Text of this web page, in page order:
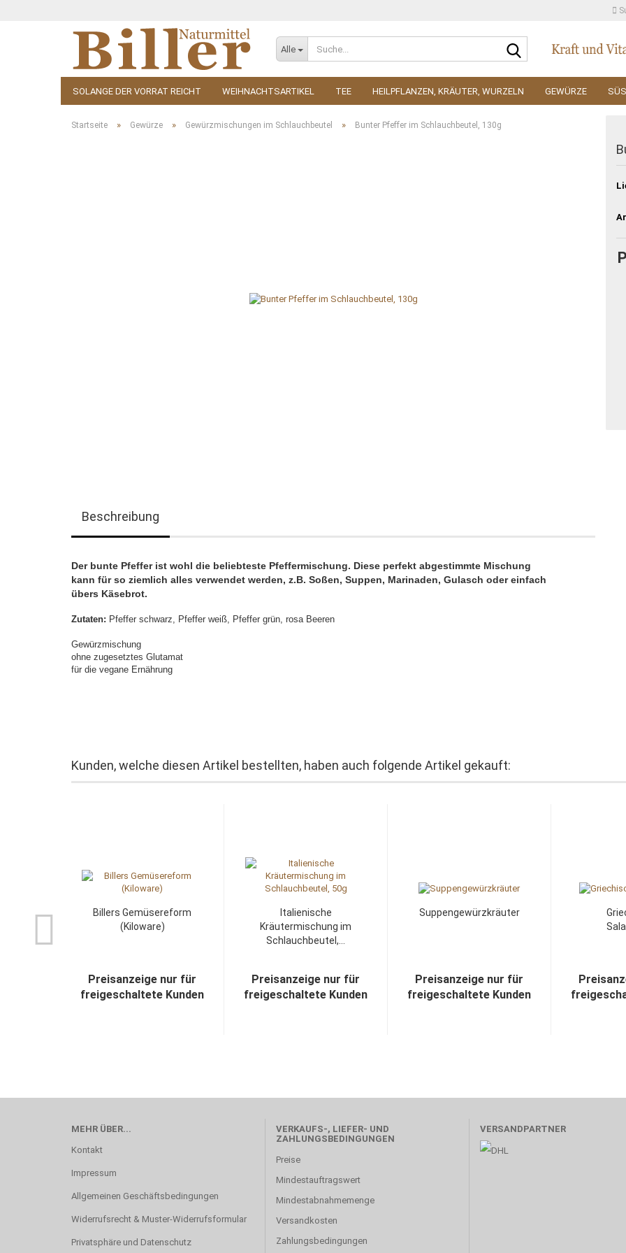
Alle
Suche...
SOLANGE DER VORRAT REICHT WEIHNACHTSARTIKEL TEE HEILPFLANZEN, KRÄUTER, WURZELN GEWÜRZE
KOSMETIK ZUBEHÖR
Startseite » Gewürze » Gewürzmischungen im Schlauchbeutel » Bunter Pfeffer im Schlauchbeutel, 130g
Beschreibung
Der bunte Pfeffer ist wohl die beliebteste Pfeffermischung. Diese perfekt abgestimmte Mischung
kann für so ziemlich alles verwendet werden, z.B. Soßen, Suppen, Marinaden, Gulasch oder einfach
übers Käsebrot.
Zutaten: Pfeffer schwarz, Pfeffer weiß, Pfeffer grün, rosa Beeren
Gewürzmischung
ohne zugesetztes Glutamat
für die vegane Ernährung
Kunden, welche diesen Artikel bestellten, haben auch folgende Artikel gekauft:
Billers Gemüsereform
(Kiloware)
Preisanzeige nur für
freigeschaltete Kunden
Italienische
Kräutermischung im
Schlauchbeutel,...
Preisanzeige nur für
freigeschaltete Kunden
Suppengewürzkräuter
Preisanzeige nur für
freigeschaltete Kunden
MEHR ÜBER...
Kontakt
Impressum
Allgemeinen Geschäftsbedingungen
Widerrufsrecht & Muster-Widerrufsformular
Privatsphäre und Datenschutz
VERKAUFS-, LIEFER- UND
ZAHLUNGSBEDINGUNGEN
Preise
Mindestauftragswert
Mindestabnahmemenge
Versandkosten
Zahlungsbedingungen
VERSANDPARTNER